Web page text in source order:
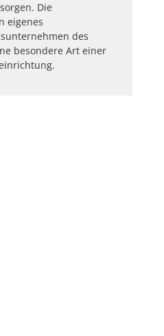
Die
eigenes
des
besondere Art einer